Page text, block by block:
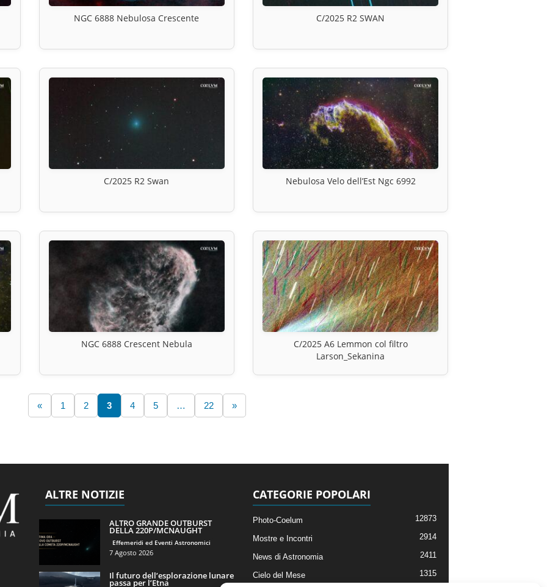
NGC 6888 Nebulosa Crescente C/2025 R2 SWAN
C/2025 R2 Swan Nebulosa Velo dell’Est Ngc 6992
NGC 6888 Crescent Nebula
C/2025 A6 Lemmon col filtro
Larson_Sekanina
« 1 2 3 4 5 … 22 »
ALTRE NOTIZIE
ALTRO GRANDE OUTBURST
DELLA 220P/MCNAUGHT
Effemeridi ed Eventi Astronomici
7 Agosto 2026
Il futuro dell’esplorazione lunare
passa per l’Etna
CATEGORIE POPOLARI
Photo-Coelum 12873
Mostre e Incontri 2914
News di Astronomia 2411
Cielo del Mese
1315